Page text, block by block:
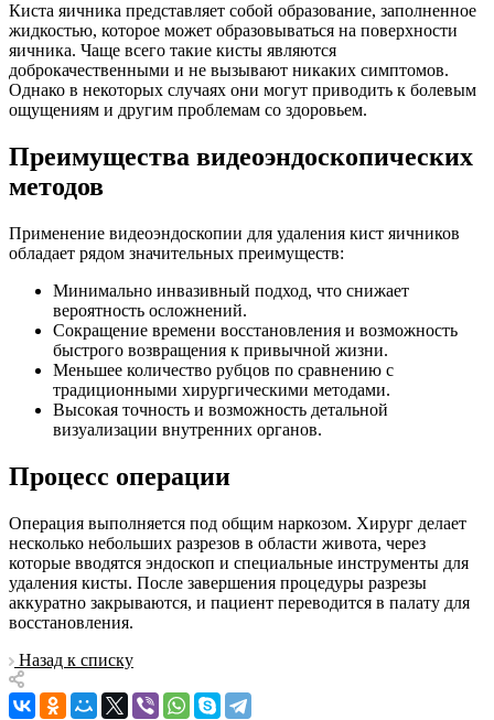
Киста яичника представляет собой образование, заполненное
жидкостью, которое может образовываться на поверхности
яичника. Чаще всего такие кисты являются
доброкачественными и не вызывают никаких симптомов.
Однако в некоторых случаях они могут приводить к болевым
ощущениям и другим проблемам со здоровьем.
Преимущества видеоэндоскопических
методов
Применение видеоэндоскопии для удаления кист яичников
обладает рядом значительных преимуществ:
Минимально инвазивный подход, что снижает
вероятность осложнений.
Сокращение времени восстановления и возможность
быстрого возвращения к привычной жизни.
Меньшее количество рубцов по сравнению с
традиционными хирургическими методами.
Высокая точность и возможность детальной
визуализации внутренних органов.
Процесс операции
Операция выполняется под общим наркозом. Хирург делает
несколько небольших разрезов в области живота, через
которые вводятся эндоскоп и специальные инструменты для
удаления кисты. После завершения процедуры разрезы
аккуратно закрываются, и пациент переводится в палату для
восстановления.
Назад к списку